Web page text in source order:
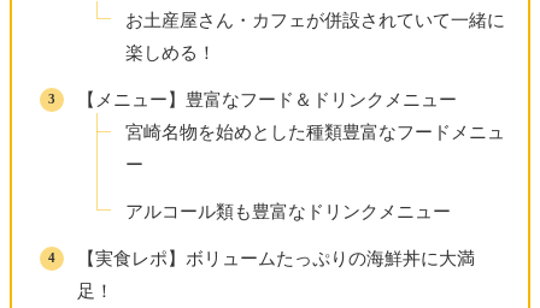
徒歩で江田神社・みそぎ池・みそぎ御殿を観光
ぽっくる農園 散策
シェラトン・グランデ・オーシャンリゾート（宮
ンタル
おぐら瀬頭店
お土産屋さん・カフェが併設されていて一緒に
楽しめる！
【メニュー】豊富なフード＆ドリンクメニュー
宮崎名物を始めとした種類豊富なフードメニュ
ー
アルコール類も豊富なドリンクメニュー
【実食レポ】ボリュームたっぷりの海鮮丼に大満
足！